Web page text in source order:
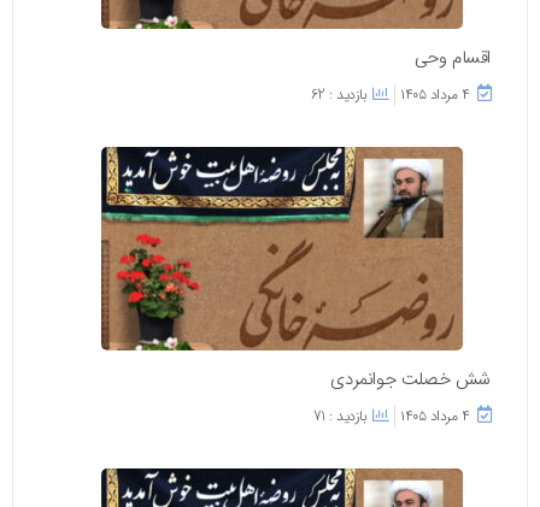
اقسام وحی
۴ مرداد ۱۴۰۵ بازدید : 62
شش خصلت جوانمردی
۴ مرداد ۱۴۰۵ بازدید : 71